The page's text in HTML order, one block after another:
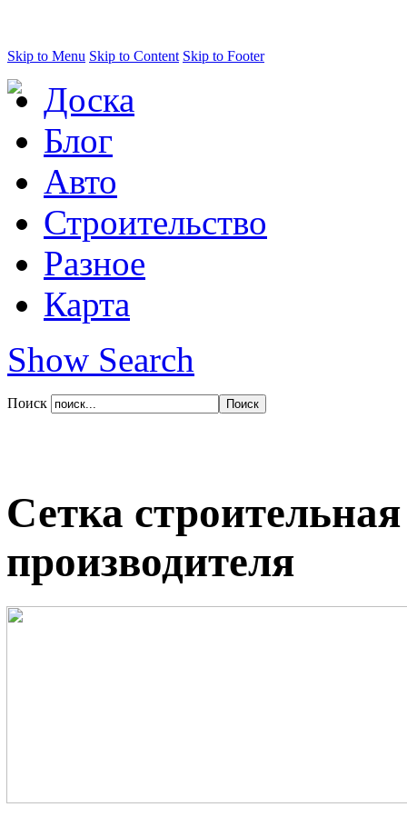
Skip to Menu Skip to Content Skip to Footer
Доска
Блог
Авто
Строительство
Разное
Карта
Show Search
Поиск
Сетка
производителя